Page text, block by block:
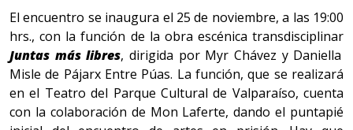
El encuentro se inaugura el 25 de noviembre, a las 19:00
hrs., con la función de la obra escénica transdisciplinar
Juntas más libres, dirigida por Myr Chávez y Daniella
Misle de Pájarx Entre Púas. La función, que se realizará
en el Teatro del Parque Cultural de Valparaíso, cuenta
con la colaboración de Mon Laferte, dando el puntapié